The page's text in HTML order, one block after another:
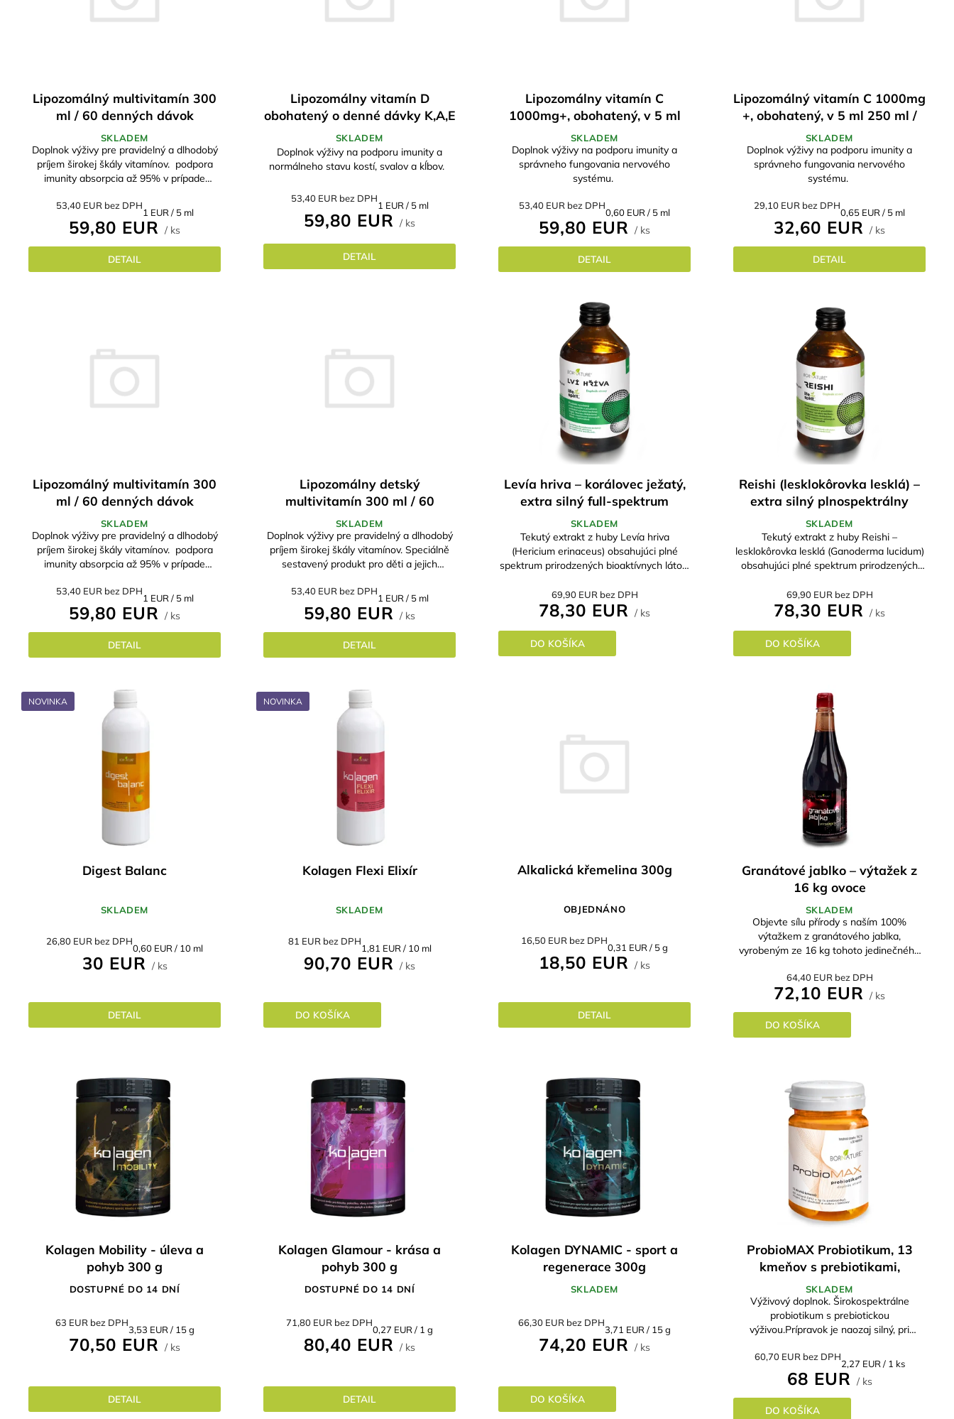
Lipozomálný multivitamín 300
ml / 60 denných dávok
SKLADEM
53,40 EUR bez DPH
59,80 EUR / ks
Jednotková
cena:
1 EUR / 5 ml
DETAIL
Doplnok výživy pre pravidelný a dlhodobý
príjem širokej škály vitamínov. podpora
imunity absorpcia až 95% v prípade
Lipozomálny vitamín D
obohatený o denné dávky K,A,E
300ml / 60
SKLADEM
53,40 EUR bez DPH
59,80 EUR / ks
Jednotková
cena:
1 EUR / 5 ml
DETAIL
Doplnok výživy na podporu imunity a
normálneho stavu kostí, svalov a kĺbov.
Lipozomálny vitamín C
1000mg+, obohatený, v 5 ml
500ml / 100 denných dávkach
SKLADEM
53,40 EUR bez DPH
59,80 EUR / ks
Jednotková
cena:
0,60 EUR / 5 ml
DETAIL
Doplnok výživy na podporu imunity a
správneho fungovania nervového
systému.
Lipozomálný vitamín C 1000mg
+, obohatený, v 5 ml 250 ml /
50 denných dávok
SKLADEM
29,10 EUR bez DPH
32,60 EUR / ks
Jednotková
cena:
0,65 EUR / 5 ml
DETAIL
Doplnok výživy na podporu imunity a
správneho fungovania nervového
systému.
Lipozomálný multivitamín 300
ml / 60 denných dávok
SKLADEM
53,40 EUR bez DPH
59,80 EUR / ks
Jednotková
cena:
1 EUR / 5 ml
DETAIL
Doplnok výživy pre pravidelný a dlhodobý
príjem širokej škály vitamínov. podpora
imunity absorpcia až 95% v prípade
Lipozomálny detský
multivitamín 300 ml / 60
denných dávok
SKLADEM
53,40 EUR bez DPH
59,80 EUR / ks
Jednotková
cena:
1 EUR / 5 ml
DETAIL
Doplnok výživy pre pravidelný a dlhodobý
príjem širokej škály vitamínov. Speciálně
sestavený produkt pro děti a jejich
Levía hriva – korálovec ježatý,
extra silný full-spektrum
macerát 250 ml
SKLADEM
69,90 EUR bez DPH
78,30 EUR / ks
DO KOŠÍKA
Tekutý extrakt z huby Levía hriva
(Hericium erinaceus) obsahujúci plné
spektrum prirodzených bioaktívnych látok.
huby a stabilizovaný v...
Reishi (lesklokôrovka lesklá) –
extra silný plnospektrálny
macerát 250 ml
SKLADEM
69,90 EUR bez DPH
78,30 EUR / ks
DO KOŠÍKA
Tekutý extrakt z huby Reishi –
lesklokôrovka lesklá (Ganoderma lucidum)
obsahujúci plné spektrum prirodzených
pripravený z plodnice huby a...
NOVINKA
Digest Balanc
SKLADEM
26,80 EUR bez DPH
30 EUR / ks
Jednotková
cena:
0,60 EUR / 10 ml
DETAIL
NOVINKA
Kolagen Flexi Elixír
SKLADEM
81 EUR bez DPH
90,70 EUR / ks
Jednotková
cena:
1,81 EUR / 10 ml
DO KOŠÍKA
Alkalická křemelina 300g
OBJEDNÁNO
16,50 EUR bez DPH
18,50 EUR / ks
Jednotková
cena:
0,31 EUR / 5 g
DETAIL
Granátové jablko – výtažek z
16 kg ovoce
SKLADEM
64,40 EUR bez DPH
72,10 EUR / ks
DO KOŠÍKA
Objevte sílu přírody s naším 100%
výtažkem z granátového jablka,
vyrobeným ze 16 kg tohoto jedinečného
konzervantů – pouze čistá příroda ve...
Kolagen Mobility - úleva a
pohyb 300 g
DOSTUPNÉ DO 14 DNÍ
63 EUR bez DPH
70,50 EUR / ks
Jednotková
cena:
3,53 EUR / 15 g
DETAIL
Kolagen Glamour - krása a
pohyb 300 g
DOSTUPNÉ DO 14 DNÍ
71,80 EUR bez DPH
80,40 EUR / ks
Jednotková
cena:
0,27 EUR / 1 g
DETAIL
Kolagen DYNAMIC - sport a
regenerace 300g
SKLADEM
66,30 EUR bez DPH
74,20 EUR / ks
Jednotková
cena:
3,71 EUR / 15 g
DO KOŠÍKA
ProbioMAX Probiotikum, 13
kmeňov s prebiotikami,
60Miliárd CFU v 1g
SKLADEM
60,70 EUR bez DPH
68 EUR / ks
Jednotková
cena:
2,27 EUR / 1 ks
DO KOŠÍKA
Výživový doplnok. Širokospektrálne
probiotikum s prebiotickou
výživou.Prípravok je naozaj silný, pri
množstve prebiotík v strave sa "obden",...